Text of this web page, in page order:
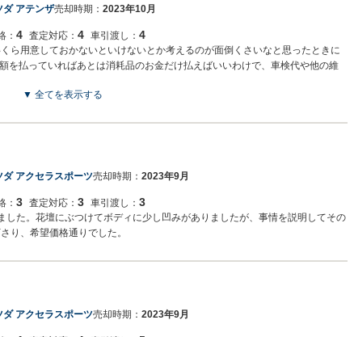
ダ アテンザ売却時期： 2023年10月
： 4 査定対応： 4 車引渡し： 4
ら用意しておかないといけないとか考えるのが面倒くさいなと思ったときに
を払っていればあとは消耗品のお金だけ払えばいいわけで、車検代や他の維
▼ 全てを表示する
ダ アクセラスポーツ売却時期： 2023年9月
： 3 査定対応： 3 車引渡し： 3
た。花壇にぶつけてボディに少し凹みがありましたが、事情を説明してその
り、希望価格通りでした。
ダ アクセラスポーツ売却時期： 2023年9月